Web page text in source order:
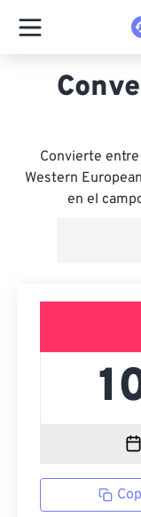
Convierte entre
Western
en el